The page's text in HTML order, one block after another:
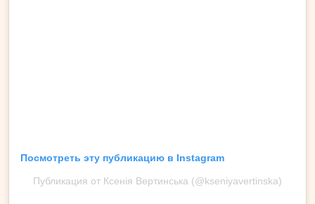
Посмотреть эту публикацию в Instagram
Публикация от Ксенія Вертинська (@kseniyavertinska)